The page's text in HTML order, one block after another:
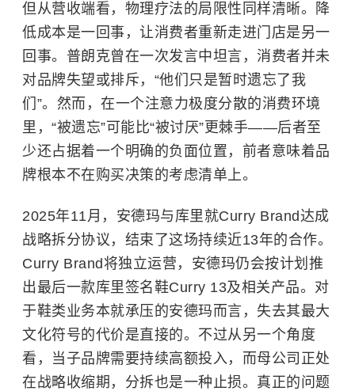
但从营收端看，物理疗法的局限性同样清晰。降
低成本是一回事，让消费者重新走进门店是另一
回事。普朗克曾在一次发言中坦言，消费者并未
对品牌失望或排斥，“他们只是暂时遗忘了我
们”。 然而， 在一个注意力极度分散的消费环境
里，“被遗忘”可能比“被讨厌”更棘手——后者至
少还占据着一个明确的负面位置，前者意味着品
牌根本不在购买决策的考虑清单上。
2025年11月，安德玛与库里就Curry Brand达成
战略拆分协议，结束了这场持续近13年的合作。
Curry Brand将独立运营，安德玛仍会按计划推
出最后一款库里签名鞋Curry 13及相关产品。对
于鞋类业务本就承压的安德玛而言，失去其最大
文化符号的代价是直接的。不过从另一个角度
看，当子品牌需要持续高额投入，而母公司正处
在战略收缩期，分拆也是一种止损。真正的问题